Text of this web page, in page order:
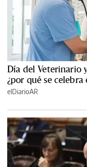
Día del Veterinario
¿por qué se celebra
elDiarioAR